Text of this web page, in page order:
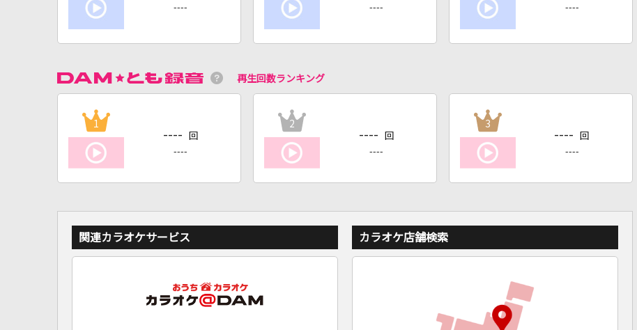
---- ---- ----
再生回数ランキング
1
---- 回
----
2
---- 回
----
3
---- 回
----
関連カラオケサービス カラオケ店舗検索